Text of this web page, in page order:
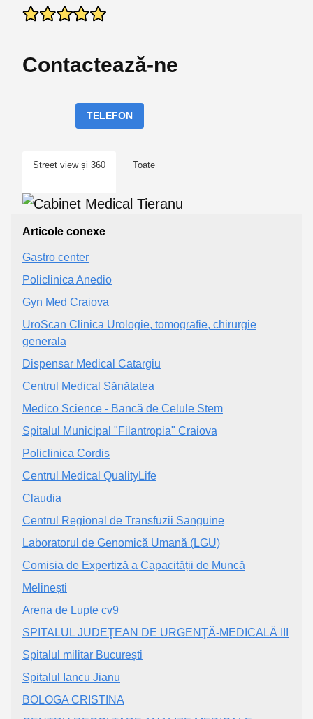
Contactează-ne
TELEFON
Street view și 360 Toate
Articole conexe
Gastro center
Policlinica Anedio
Gyn Med Craiova
UroScan Clinica Urologie, tomografie, chirurgie
generala
Dispensar Medical Catargiu
Centrul Medical Sănătatea
Medico Science - Bancă de Celule Stem
Spitalul Municipal "Filantropia" Craiova
Policlinica Cordis
Centrul Medical QualityLife
Claudia
Centrul Regional de Transfuzii Sanguine
Laboratorul de Genomică Umană (LGU)
Comisia de Expertiză a Capacității de Muncă
Melinești
Arena de Lupte cv9
SPITALUL JUDEŢEAN DE URGENŢĂ-MEDICALĂ III
Spitalul militar București
Spitalul Iancu Jianu
BOLOGA CRISTINA